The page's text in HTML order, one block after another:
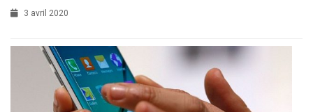
3 avril 2020